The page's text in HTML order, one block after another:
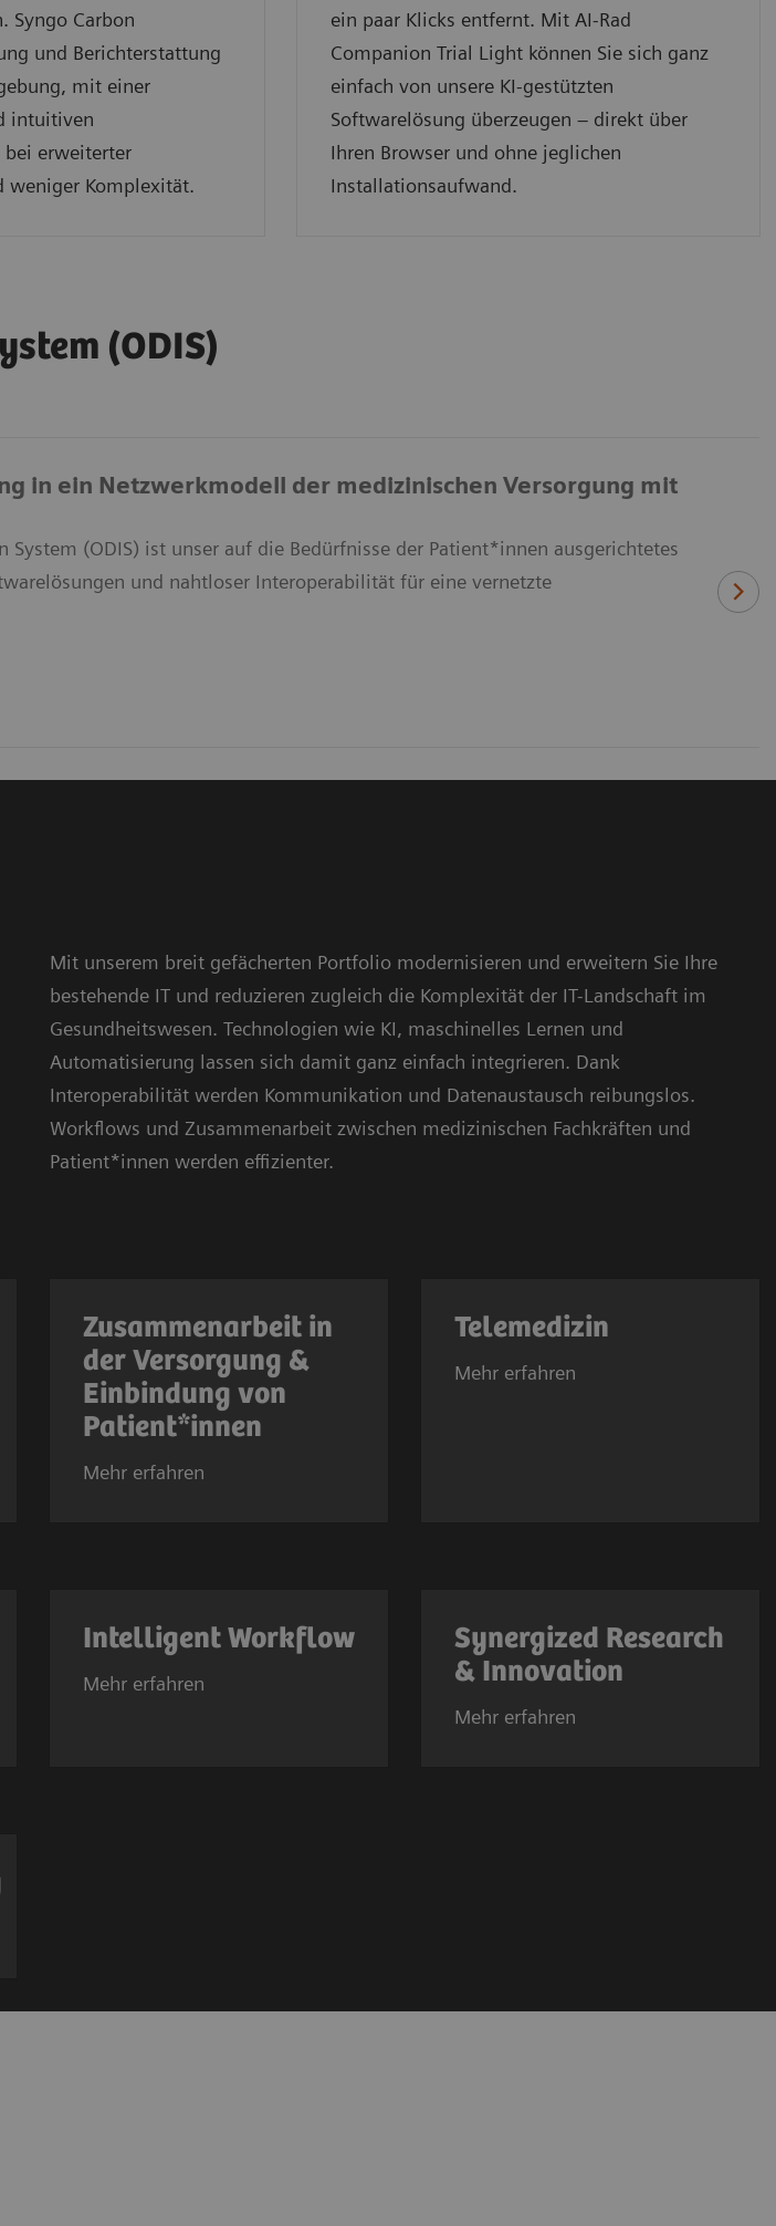
Syngo Carbon
und Berichterstattung
mit einer
intuitiven
bei erweiterter
weniger Komplexität.
ein paar Klicks entfernt. Mit AI‑Rad
Companion Trial Light können Sie sich ganz
einfach von unsere KI-gestützten
Softwarelösung überzeugen – direkt über
Ihren Browser und ohne jeglichen
Installationsaufwand.
(ODIS)
in ein Netzwerkmodell der medizinischen Versorgung mit
(ODIS) ist unser auf die Bedürfnisse der Patient*innen ausgerichtetes
und nahtloser Interoperabilität für eine vernetzte
Mit unserem breit gefächerten Portfolio modernisieren und erweitern Sie Ihre
bestehende IT und reduzieren zugleich die Komplexität der IT-Landschaft im
Gesundheitswesen. Technologien wie KI, maschinelles Lernen und
Automatisierung lassen sich damit ganz einfach integrieren. Dank
Interoperabilität werden Kommunikation und Datenaustausch reibungslos.
Workflows und Zusammenarbeit zwischen medizinischen Fachkräften und
Patient*innen werden effizienter.
Zusammenarbeit in
der Versorgung &
Einbindung von
Patient*innen
Mehr erfahren
Telemedizin
Mehr erfahren
Intelligent Workflow
Mehr erfahren
Synergized Research
& Innovation
Mehr erfahren